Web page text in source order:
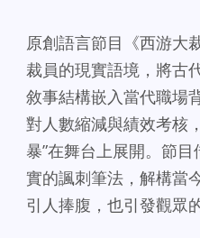
原創語言節目《西游大
裁員的現實語境，將古
敘事結構嵌入當代職場
對人數縮減與績效考核
暴”在舞台上展開。節
實的諷刺筆法，解構當
引人捧腹，也引發觀眾